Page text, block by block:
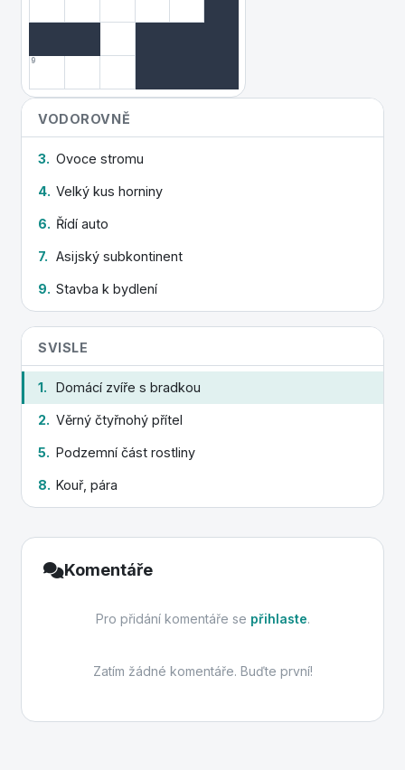
9
VODOROVNĚ
3. Ovoce stromu
4. Velký kus horniny
6. Řídí auto
7. Asijský subkontinent
9. Stavba k bydlení
SVISLE
1. Domácí zvíře s bradkou
2. Věrný čtyřnohý přítel
5. Podzemní část rostliny
8. Kouř, pára
Komentáře
Pro přidání komentáře se přihlaste.
Zatím žádné komentáře. Buďte první!